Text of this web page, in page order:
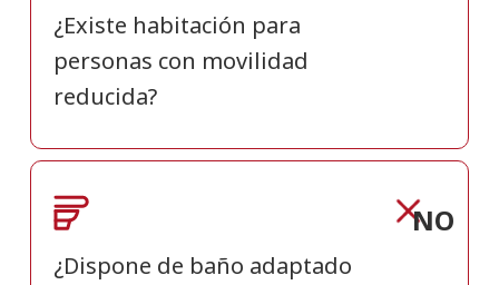
¿Existe habitación para
personas con movilidad
reducida?
¿Dispone de baño adaptado
NO